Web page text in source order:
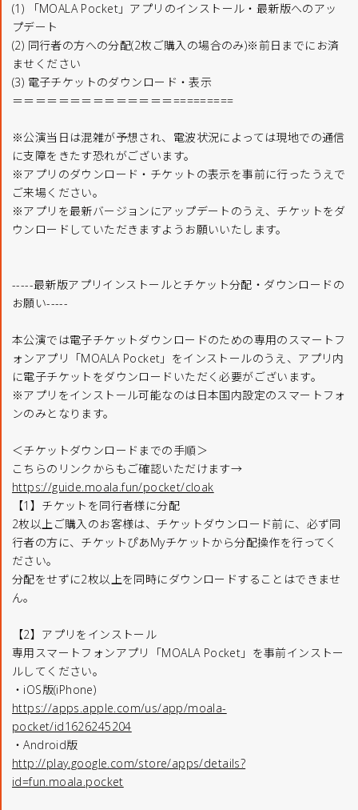
(1) 「MOALA Pocket」アプリのインストール・最新版へのアッ
プデート
(2) 同行者の方への分配(2枚ご購入の場合のみ)※前日までにお済
ませください
(3) 電子チケットのダウンロード・表示
＝＝＝＝＝＝＝＝＝＝＝＝＝＝=========
※公演当日は混雑が予想され、電波状況によっては現地での通信
に支障をきたす恐れがございます。
※アプリのダウンロード・チケットの表示を事前に行ったうえで
ご来場ください。
※アプリを最新バージョンにアップデートのうえ、チケットをダ
ウンロードしていただきますようお願いいたします。
-----最新版アプリインストールとチケット分配・ダウンロードの
お願い-----
本公演では電子チケットダウンロードのための専用のスマートフ
ォンアプリ「MOALA Pocket」をインストールのうえ、アプリ内
に電子チケットをダウンロードいただく必要がございます。
※アプリをインストール可能なのは日本国内設定のスマートフォ
ンのみとなります。
＜チケットダウンロードまでの手順＞
こちらのリンクからもご確認いただけます→
https://guide.moala.fun/pocket/cloak
【1】チケットを同行者様に分配
2枚以上ご購入のお客様は、チケットダウンロード前に、必ず同
行者の方に、チケットぴあMyチケットから分配操作を行ってく
ださい。
分配をせずに2枚以上を同時にダウンロードすることはできませ
ん。
【2】アプリをインストール
専用スマートフォンアプリ「MOALA Pocket」を事前インストー
ルしてください。
・iOS版(iPhone)
https://apps.apple.com/us/app/moala-
pocket/id1626245204
・Android版
http://play.google.com/store/apps/details?
id=fun.moala.pocket